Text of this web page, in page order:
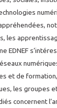
les
EDNEF
et de
les groupes
concernent